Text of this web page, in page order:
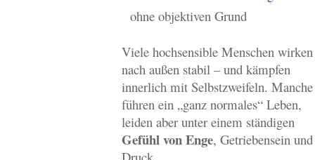
ohne objektiven Grund
Viele hochsensible Menschen wirken
nach außen stabil – und kämpfen
innerlich mit Selbstzweifeln. Manche
führen ein „ganz normales“ Leben,
leiden aber unter einem ständigen
Gefühl von Enge, Getriebensein und